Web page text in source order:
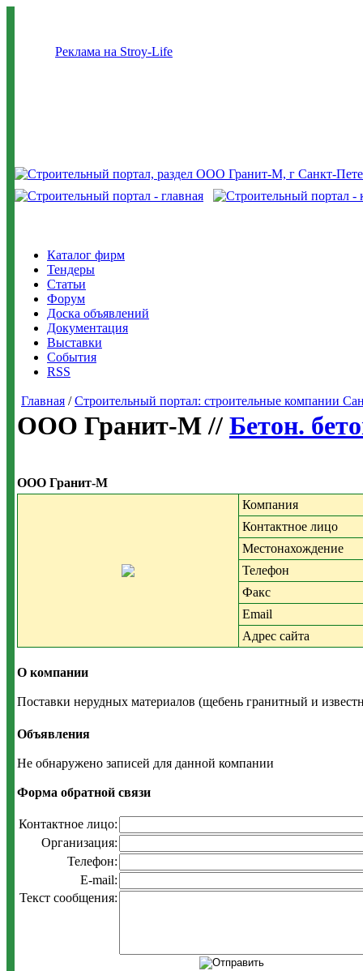
Реклама на Stroy-Life
Каталог фирм
Тендеры
Статьи
Форум
Доска объявлений
Документация
Выставки
События
RSS
Главная /Строительный портал: строительные компании
ООО Гранит-M // Бетон.
ООО Гранит-M
Компания
Контактное лицо
Местонахождение
Телефон
Факс
Email
Адрес сайта
О компании
Поставки нерудных материалов (щебень гранитный и
Объявления
Не обнаружено записей для данной компании
Форма обратной связи
Контактное лицо:
Организация:
Телефон:
E-mail:
Текст сообщения: